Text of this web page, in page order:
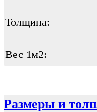
Толщина:
Вес 1м2:
Размеры и